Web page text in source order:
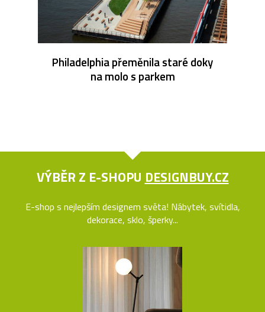
Philadelphia přeměnila staré doky
na molo s parkem
VÝBĚR Z E-SHOPU DESIGNBUY.CZ
E-shop s nejlepším designem světa! Nábytek, svítidla,
dekorace, sklo, šperky...